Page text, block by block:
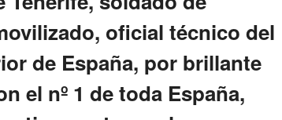
oficial técnico del
de España, por brillante
el nº 1 de toda España,